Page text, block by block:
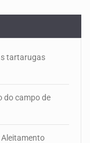
tartarugas
do campo de
Aleitamento